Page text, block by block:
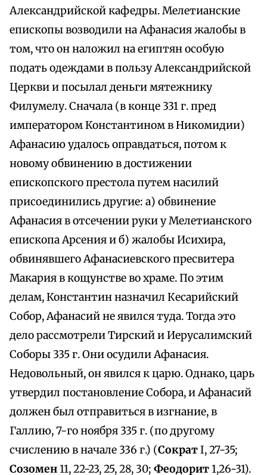
Александрийской кафедры. Мелетианские
епископы возводили на Афанасия жалобы в
том, что он наложил на египтян особую
подать одеждами в пользу Александрийской
Церкви и посылал деньги мятежнику
Филумелу. Сначала (в конце 331 г. пред
императором Константином в Никомидии)
Афанасию удалось оправдаться, потом к
новому обвинению в достижении
епископского престола путем насилий
присоединились другие: а) обвинение
Афанасия в отсечении руки у Мелетианского
епископа Арсения и б) жалобы Исихира,
обвинявшего Афанасиевского пресвитера
Макария в кощунстве во храме. По этим
делам, Константин назначил Кесарийский
Собор, Афанасий не явился туда. Тогда это
дело рассмотрели Тирский и Иерусалимский
Соборы 335 г. Они осудили Афанасия.
Недовольный, он явился к царю. Однако, царь
утвердил постановление Собора, и Афанасий
должен был отправиться в изгнание, в
Галлию, 7-го ноября 335 г. (по другому
счислению в начале 336 г.) (СократI, 27-35;
Созомен11, 22-23, 25, 28, 30; Феодорит1,26-31).